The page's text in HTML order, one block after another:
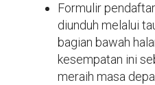
Formulir
diunduh melalui
bagian bawah
kesempatan ini
meraih masa